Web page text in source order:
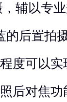
辅以专
的后置拍
度可以
后对焦